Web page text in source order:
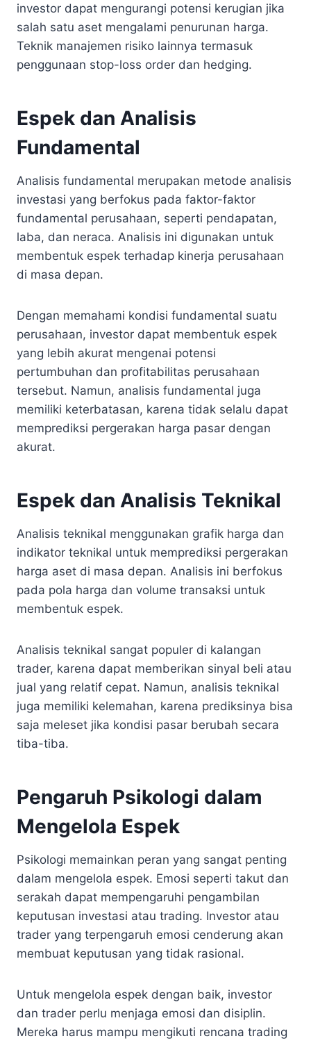
investor dapat mengurangi potensi kerugian jika
salah satu aset mengalami penurunan harga.
Teknik manajemen risiko lainnya termasuk
penggunaan stop-loss order dan hedging.
Espek dan Analisis
Fundamental
Analisis fundamental merupakan metode analisis
investasi yang berfokus pada faktor-faktor
fundamental perusahaan, seperti pendapatan,
laba, dan neraca. Analisis ini digunakan untuk
membentuk espek terhadap kinerja perusahaan
di masa depan.
Dengan memahami kondisi fundamental suatu
perusahaan, investor dapat membentuk espek
yang lebih akurat mengenai potensi
pertumbuhan dan profitabilitas perusahaan
tersebut. Namun, analisis fundamental juga
memiliki keterbatasan, karena tidak selalu dapat
memprediksi pergerakan harga pasar dengan
akurat.
Espek dan Analisis Teknikal
Analisis teknikal menggunakan grafik harga dan
indikator teknikal untuk memprediksi pergerakan
harga aset di masa depan. Analisis ini berfokus
pada pola harga dan volume transaksi untuk
membentuk espek.
Analisis teknikal sangat populer di kalangan
trader, karena dapat memberikan sinyal beli atau
jual yang relatif cepat. Namun, analisis teknikal
juga memiliki kelemahan, karena prediksinya bisa
saja meleset jika kondisi pasar berubah secara
tiba-tiba.
Pengaruh Psikologi dalam
Mengelola Espek
Psikologi memainkan peran yang sangat penting
dalam mengelola espek. Emosi seperti takut dan
serakah dapat mempengaruhi pengambilan
keputusan investasi atau trading. Investor atau
trader yang terpengaruh emosi cenderung akan
membuat keputusan yang tidak rasional.
Untuk mengelola espek dengan baik, investor
dan trader perlu menjaga emosi dan disiplin.
Mereka harus mampu mengikuti rencana trading